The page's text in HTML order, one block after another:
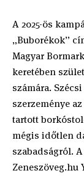
A 2025-ös
„Buborékok”
Magyar
keretében
számára.
szerzeménye
tartott
mégis időtlen
szabadságról.
Zeneszöveg.hu